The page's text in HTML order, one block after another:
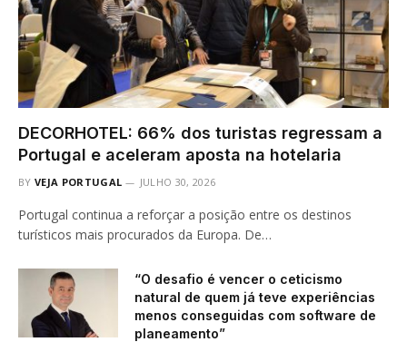
DECORHOTEL: 66% dos turistas regressam a
Portugal e aceleram aposta na hotelaria
BY VEJA PORTUGAL JULHO 30, 2026
Portugal continua a reforçar a posição entre os destinos
turísticos mais procurados da Europa. De…
“O desafio é vencer o ceticismo
natural de quem já teve experiências
menos conseguidas com software de
planeamento”